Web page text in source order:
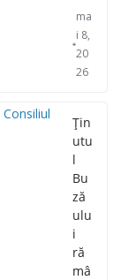
ma
i 8,
20
26
Țin
utu
l
Bu
ză
ulu
i
ră
mâ